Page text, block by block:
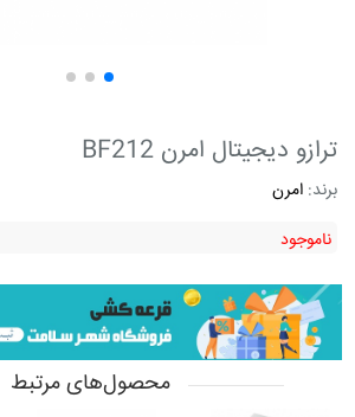
ترازو دیجیتال امرن BF212
برند: امرن
ناموجود
محصول‌های مرتبط